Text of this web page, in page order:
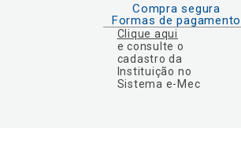
Compra segura
Formas de pagamento
Clique aqui
e consulte o
cadastro da
Instituição no
Sistema e-Mec